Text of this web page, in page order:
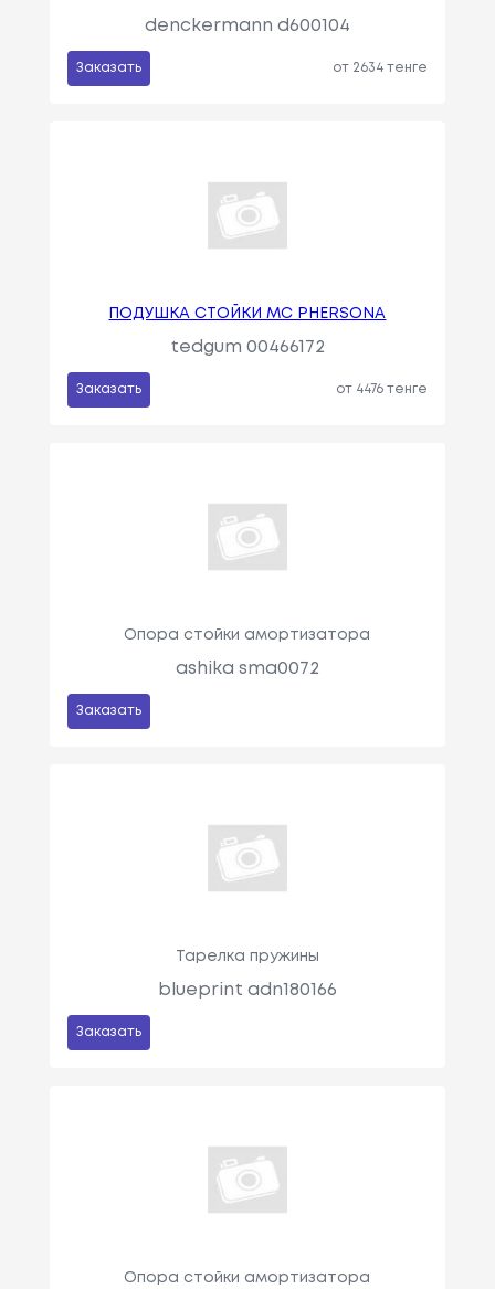
denckermann d600104
Заказать от 2634 тенге
ПОДУШКА СТОЙКИ MC PHERSONA
tedgum 00466172
Заказать от 4476 тенге
Опора стойки амортизатора
ashika sma0072
Заказать
Тарелка пружины
blueprint adn180166
Заказать
Опора стойки амортизатора